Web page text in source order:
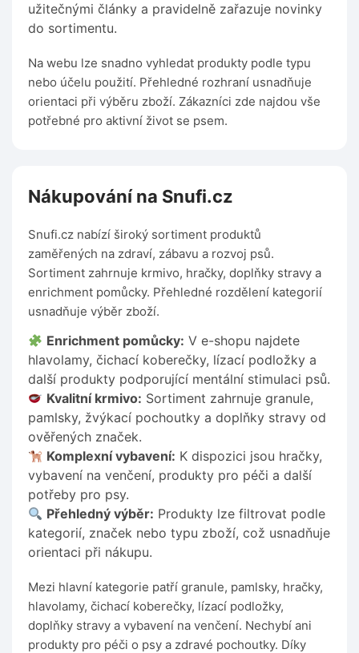
užitečnými články a pravidelně zařazuje novinky
do sortimentu.
Na webu lze snadno vyhledat produkty podle typu
nebo účelu použití. Přehledné rozhraní usnadňuje
orientaci při výběru zboží. Zákazníci zde najdou vše
potřebné pro aktivní život se psem.
Nákupování na Snufi.cz
Snufi.cz nabízí široký sortiment produktů
zaměřených na zdraví, zábavu a rozvoj psů.
Sortiment zahrnuje krmivo, hračky, doplňky stravy a
enrichment pomůcky. Přehledné rozdělení kategorií
usnadňuje výběr zboží.
Enrichment pomůcky: V e-shopu najdete
hlavolamy, čichací koberečky, lízací podložky a
další produkty podporující mentální stimulaci psů.
Kvalitní krmivo: Sortiment zahrnuje granule,
pamlsky, žvýkací pochoutky a doplňky stravy od
ověřených značek.
Komplexní vybavení: K dispozici jsou hračky,
vybavení na venčení, produkty pro péči a další
potřeby pro psy.
Přehledný výběr: Produkty lze filtrovat podle
kategorií, značek nebo typu zboží, což usnadňuje
orientaci při nákupu.
Mezi hlavní kategorie patří granule, pamlsky, hračky,
hlavolamy, čichací koberečky, lízací podložky,
doplňky stravy a vybavení na venčení. Nechybí ani
produkty pro péči o psy a zdravé pochoutky. Díky